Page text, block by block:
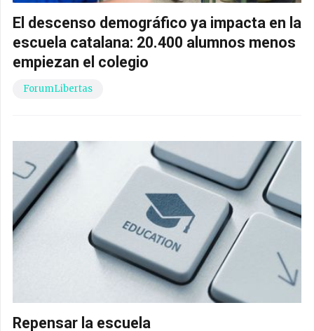
El descenso demográfico ya impacta en la
escuela catalana: 20.400 alumnos menos
empiezan el colegio
ForumLibertas
Repensar la escuela